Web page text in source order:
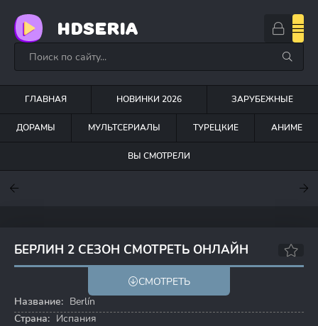
HDSERIA
ГЛАВНАЯ НОВИНКИ 2026 ЗАРУБЕЖНЫЕ
ДОРАМЫ МУЛЬТСЕРИАЛЫ ТУРЕЦКИЕ АНИМЕ
ВЫ СМОТРЕЛИ
БЕРЛИН 2 СЕЗОН СМОТРЕТЬ ОНЛАЙН
СМОТРЕТЬ
Название: Berlín
Страна: Испания